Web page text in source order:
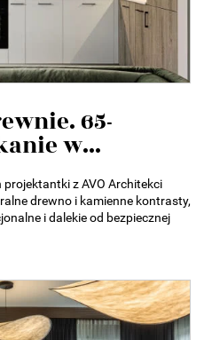
65-
w...
z AVO Architekci
drewno i kamienne kontrasty,
i dalekie od bezpiecznej